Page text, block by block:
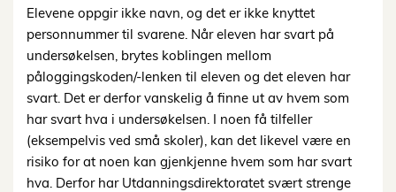
Elevene oppgir ikke navn, og det er ikke knyttet
personnummer til svarene. Når eleven har svart på
undersøkelsen, brytes koblingen mellom
påloggingskoden/-lenken til eleven og det eleven har
svart. Det er derfor vanskelig å finne ut av hvem som
har svart hva i undersøkelsen. I noen få tilfeller
(eksempelvis ved små skoler), kan det likevel være en
risiko for at noen kan gjenkjenne hvem som har svart
hva. Derfor har Utdanningsdirektoratet svært strenge